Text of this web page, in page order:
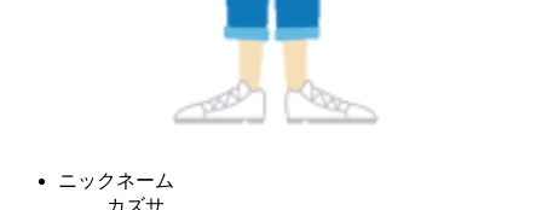
ニックネーム
カズサ